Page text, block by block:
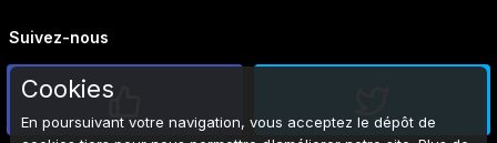
Suivez-nous
Cookies
En poursuivant votre navigation, vous acceptez le dépôt de